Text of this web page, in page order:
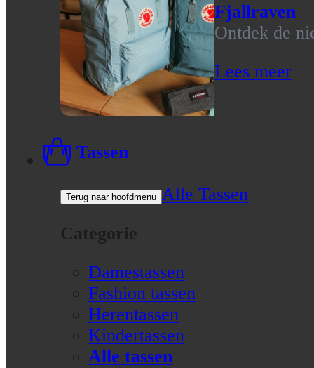
Fjallraven
Ontdek de
Lees meer
Tassen
Terug naar hoofdmenu Alle Tassen
Categorie
Damestassen
Fashion tassen
Herentassen
Kindertassen
Alle tassen